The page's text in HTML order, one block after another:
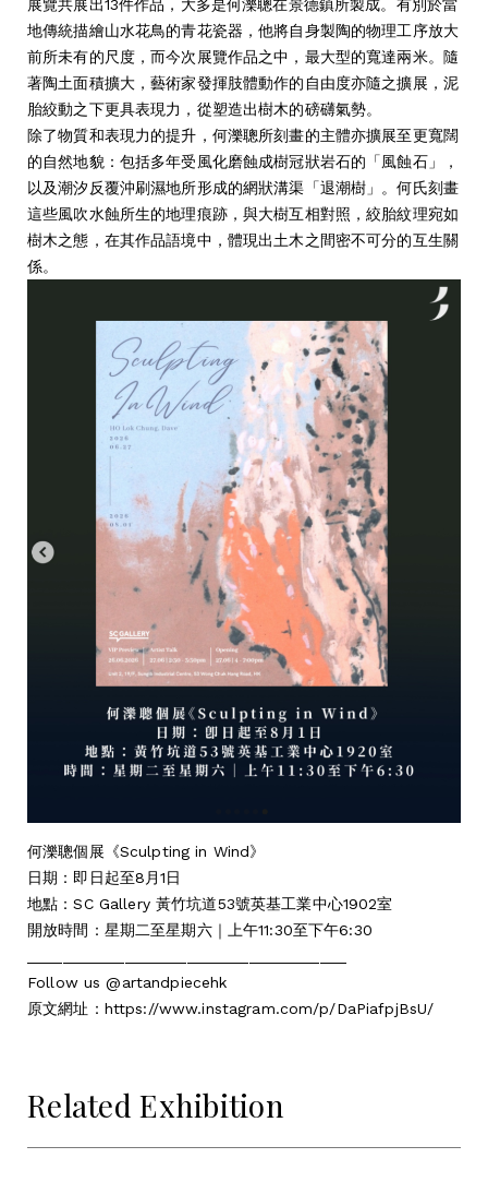
展覽共展出13件作品，大多是何濼聰在景德鎮所製成。有別於當
地傳統描繪山水花鳥的青花瓷器，他將自身製陶的物理工序放大
前所未有的尺度，而今次展覽作品之中，最大型的寬達兩米。隨
著陶土面積擴大，藝術家發揮肢體動作的自由度亦隨之擴展，泥
胎絞動之下更具表現力，從塑造出樹木的磅礴氣勢。
除了物質和表現力的提升，何濼聰所刻畫的主體亦擴展⾄更寬闊
的⾃然地貌：包括多年受⾵化磨蝕成樹冠狀岩⽯的「⾵蝕⽯」，
以及潮汐反覆沖刷濕地所形成的網狀溝渠「退潮樹」。何⽒刻畫
這些⾵吹⽔蝕所⽣的地理痕跡，與⼤樹互相對照，絞胎紋理宛如
樹⽊之態，在其作品語境中，體現出⼟⽊之間密不可分的互⽣關
係。
何濼聰個展《Sculpting in Wind》
日期：即日起⾄8⽉1⽇
地點：SC Gallery ⿈⽵坑道53號英基⼯業中⼼1902室
開放時間：星期⼆⾄星期六｜上午11:30⾄下午6:30
Follow us@artandpiecehk
原文網址： https://www.instagram.com/p/DaPiafpjBsU/
Related Exhibition